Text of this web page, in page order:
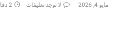
مايو 4, 2026 لا توجد تعليقات 2 دقائق